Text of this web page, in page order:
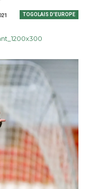
TOGOLAIS D'EUROPE